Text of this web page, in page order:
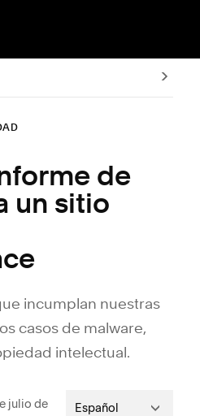
de
un sitio
incumplan nuestras
casos de malware,
intelectual.
julio de
Español